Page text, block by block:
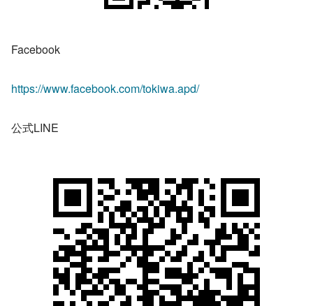
Facebook
https://www.facebook.com/tokiwa.apd/
公式LINE